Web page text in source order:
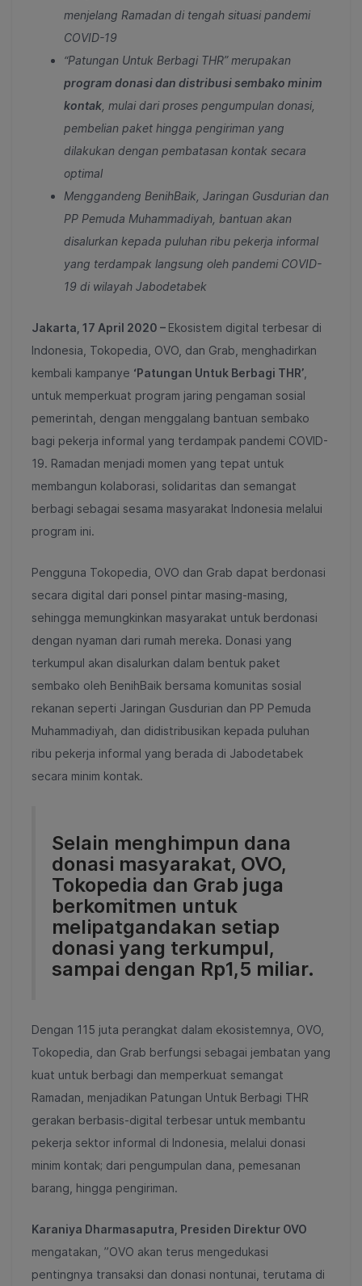
menjelang Ramadan di tengah situasi pandemi
COVID-19
“Patungan Untuk Berbagi THR” merupakan
program donasi dan distribusi sembako minim
kontak , mulai dari proses pengumpulan donasi,
pembelian paket hingga pengiriman yang
dilakukan dengan pembatasan kontak secara
optimal
Menggandeng BenihBaik, Jaringan Gusdurian dan
PP Pemuda Muhammadiyah, bantuan akan
disalurkan kepada puluhan ribu pekerja informal
yang terdampak langsung oleh pandemi COVID-
19 di wilayah Jabodetabek
Jakarta, 17 April 2020 – Ekosistem digital terbesar di
Indonesia, Tokopedia, OVO, dan Grab, menghadirkan
kembali kampanye ‘Patungan Untuk Berbagi THR’
untuk memperkuat program jaring pengaman sosial
pemerintah, dengan menggalang bantuan sembako
bagi pekerja informal yang terdampak pandemi COVID-
19. Ramadan menjadi momen yang tepat untuk
membangun kolaborasi, solidaritas dan semangat
berbagi sebagai sesama masyarakat Indonesia melalui
program ini.
Pengguna Tokopedia, OVO dan Grab dapat berdonasi
secara digital dari ponsel pintar masing-masing,
sehingga memungkinkan masyarakat untuk berdonasi
dengan nyaman dari rumah mereka. Donasi yang
terkumpul akan disalurkan dalam bentuk paket
sembako oleh BenihBaik bersama komunitas sosial
rekanan seperti Jaringan Gusdurian dan PP Pemuda
Muhammadiyah, dan didistribusikan kepada puluhan
ribu pekerja informal yang berada di Jabodetabek
secara minim kontak.
Selain menghimpun dana
donasi masyarakat, OVO,
Tokopedia dan Grab juga
berkomitmen untuk
melipatgandakan setiap
donasi yang terkumpul,
sampai dengan Rp1,5 miliar.
Dengan 115 juta perangkat dalam ekosistemnya, OVO,
Tokopedia, dan Grab berfungsi sebagai jembatan yang
kuat untuk berbagi dan memperkuat semangat
Ramadan, menjadikan Patungan Untuk Berbagi THR
gerakan berbasis-digital terbesar untuk membantu
pekerja sektor informal di Indonesia, melalui donasi
minim kontak; dari pengumpulan dana, pemesanan
barang, hingga pengiriman.
Karaniya Dharmasaputra, Presiden Direktur OVO
mengatakan, ”OVO akan terus mengedukasi
pentingnya transaksi dan donasi nontunai, terutama di